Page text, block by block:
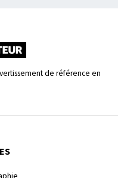
de référence en